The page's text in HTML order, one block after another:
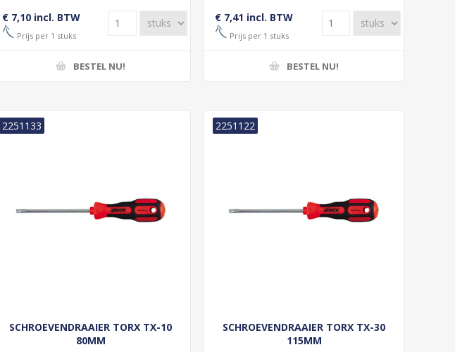
€ 7,10 incl. BTW
Prijs per 1 stuks
BESTEL NU!
€ 7,41 incl. BTW
Prijs per 1 stuks
BESTEL NU!
SCHROEVENDRAAIER TORX TX-10
80MM
2251133
SCHROEVENDRAAIER TORX TX-30
115MM
2251122